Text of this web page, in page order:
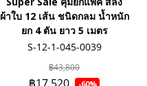
ผ้าใบ 12 เส้น ชนิดกลม น้ำหนัก
ยก 4 ตัน ยาว 5 เมตร
S-12-1-045-0039
฿43,800
-60%